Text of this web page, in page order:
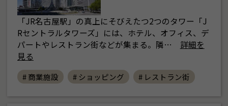
「JR名古屋駅」の真上にそびえたつ2つのタワー「J
Rセントラルタワーズ」には、ホテル、オフィス、デ
パートやレストラン街などが集まる。隣…
詳細を
見る
# 商業施設 # ショッピング # レストラン街